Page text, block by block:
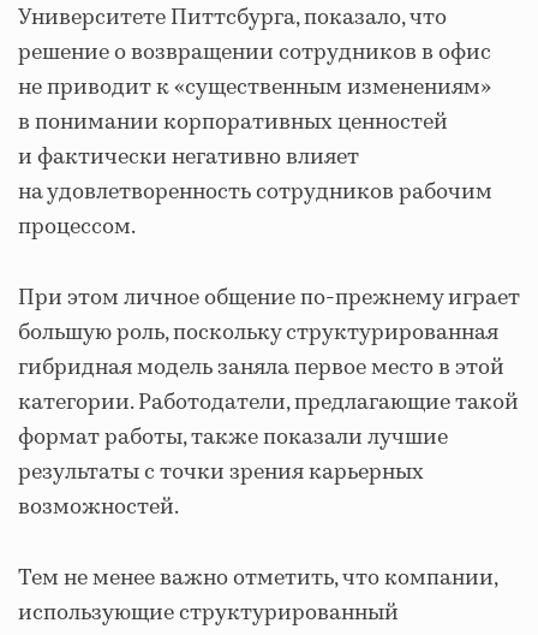
Университете Питтсбурга, показало, что
решение о возвращении сотрудников в офис
не приводит к «существенным изменениям»
в понимании корпоративных ценностей
и фактически негативно влияет
на удовлетворенность сотрудников рабочим
процессом.
При этом личное общение по-прежнему играет
большую роль, поскольку структурированная
гибридная модель заняла первое место в этой
категории. Работодатели, предлагающие такой
формат работы, также показали лучшие
результаты с точки зрения карьерных
возможностей.
Тем не менее важно отметить, что компании,
использующие структурированный